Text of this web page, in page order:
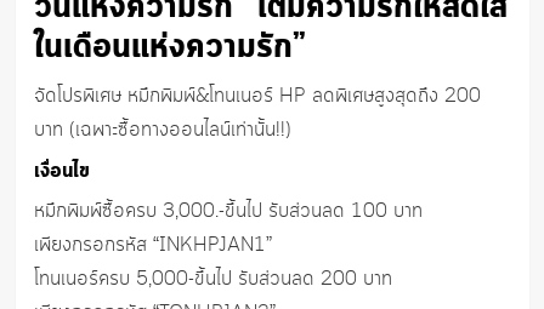
ในเดือนแห่งความรัก”
จัดโปรพิเศษ หมึกพิมพ์&โทนเนอร์ HP ลดพิเศษสูงสุดถึง 200
บาท (เฉพาะซื้อทางออนไลน์เท่านั้น!!)
เงื่อนไข
หมึกพิมพ์ซื้อครบ 3,000.-ขึ้นไป รับส่วนลด 100 บาท
เพียงกรอกรหัส “INKHPJAN1”
โทนเนอร์ครบ 5,000-ขึ้นไป รับส่วนลด 200 บาท